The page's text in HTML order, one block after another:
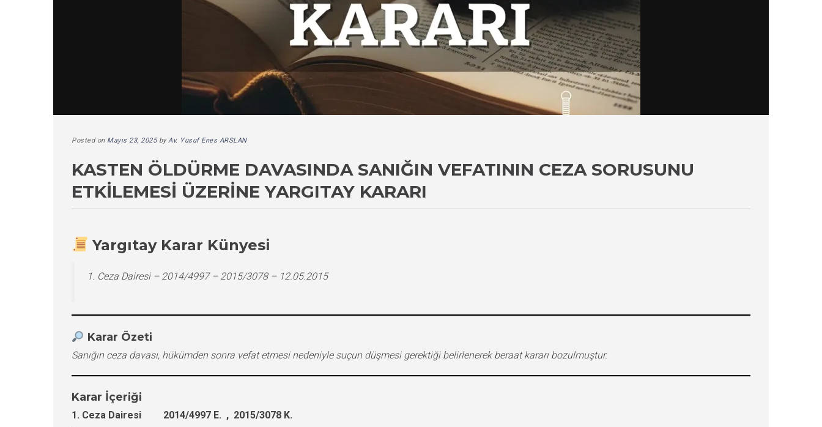
Posted on Mayıs 23, 2025byAv. Yusuf Enes ARSLAN
KASTEN ÖLDÜRME DAVASINDA SANIĞIN VEFATININ CEZA SORUSUNU
ETKILEMESI ÜZERINE YARGITAY KARARI
Yargıtay Karar Künyesi
1. Ceza Dairesi – 2014/4997 – 2015/3078 – 12.05.2015
Karar Özeti
Sanığın ceza davası, hükümden sonra vefat etmesi nedeniyle suçun düşmesi gerektiği belirlenerek beraat kararı bozulmuştur.
Karar İçeriği
1. Ceza Dairesi 2014/4997 E. , 2015/3078 K.